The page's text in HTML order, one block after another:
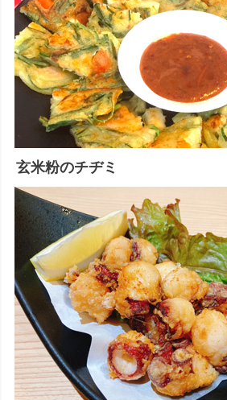
玄米粉のチヂミ